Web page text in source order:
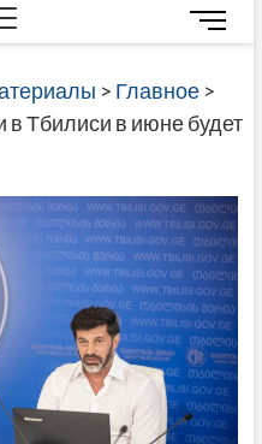
ГРУЗИИ
САЙТЕ
M
e
n
u
t
t
o
n
> Главное>
Тбилиси в июне будет